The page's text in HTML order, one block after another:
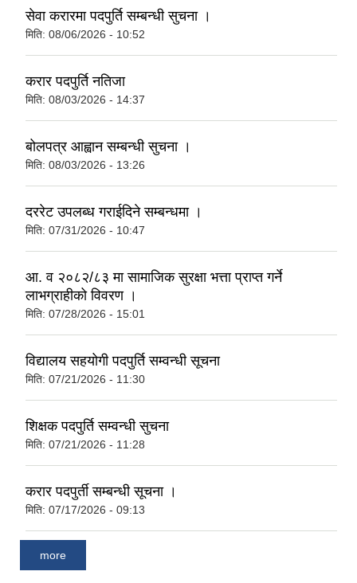
सेवा करारमा पदपुर्ति सम्बन्धी सुचना ।
मिति: 08/06/2026 - 10:52
करार पदपुर्ति नतिजा
मिति: 08/03/2026 - 14:37
बोलपत्र आह्वान सम्बन्धी सुचना ।
मिति: 08/03/2026 - 13:26
दररेट उपलब्ध गराईदिने सम्बन्धमा ।
मिति: 07/31/2026 - 10:47
आ. व २०८२/८३ मा सामाजिक सुरक्षा भत्ता प्राप्त गर्ने
लाभग्राहीको विवरण ।
मिति: 07/28/2026 - 15:01
विद्यालय सहयोगी पदपुर्ति सम्वन्धी सूचना
मिति: 07/21/2026 - 11:30
शिक्षक पदपुर्ति सम्वन्धी सुचना
मिति: 07/21/2026 - 11:28
करार पदपुर्ती सम्बन्धी सूचना ।
मिति: 07/17/2026 - 09:13
more